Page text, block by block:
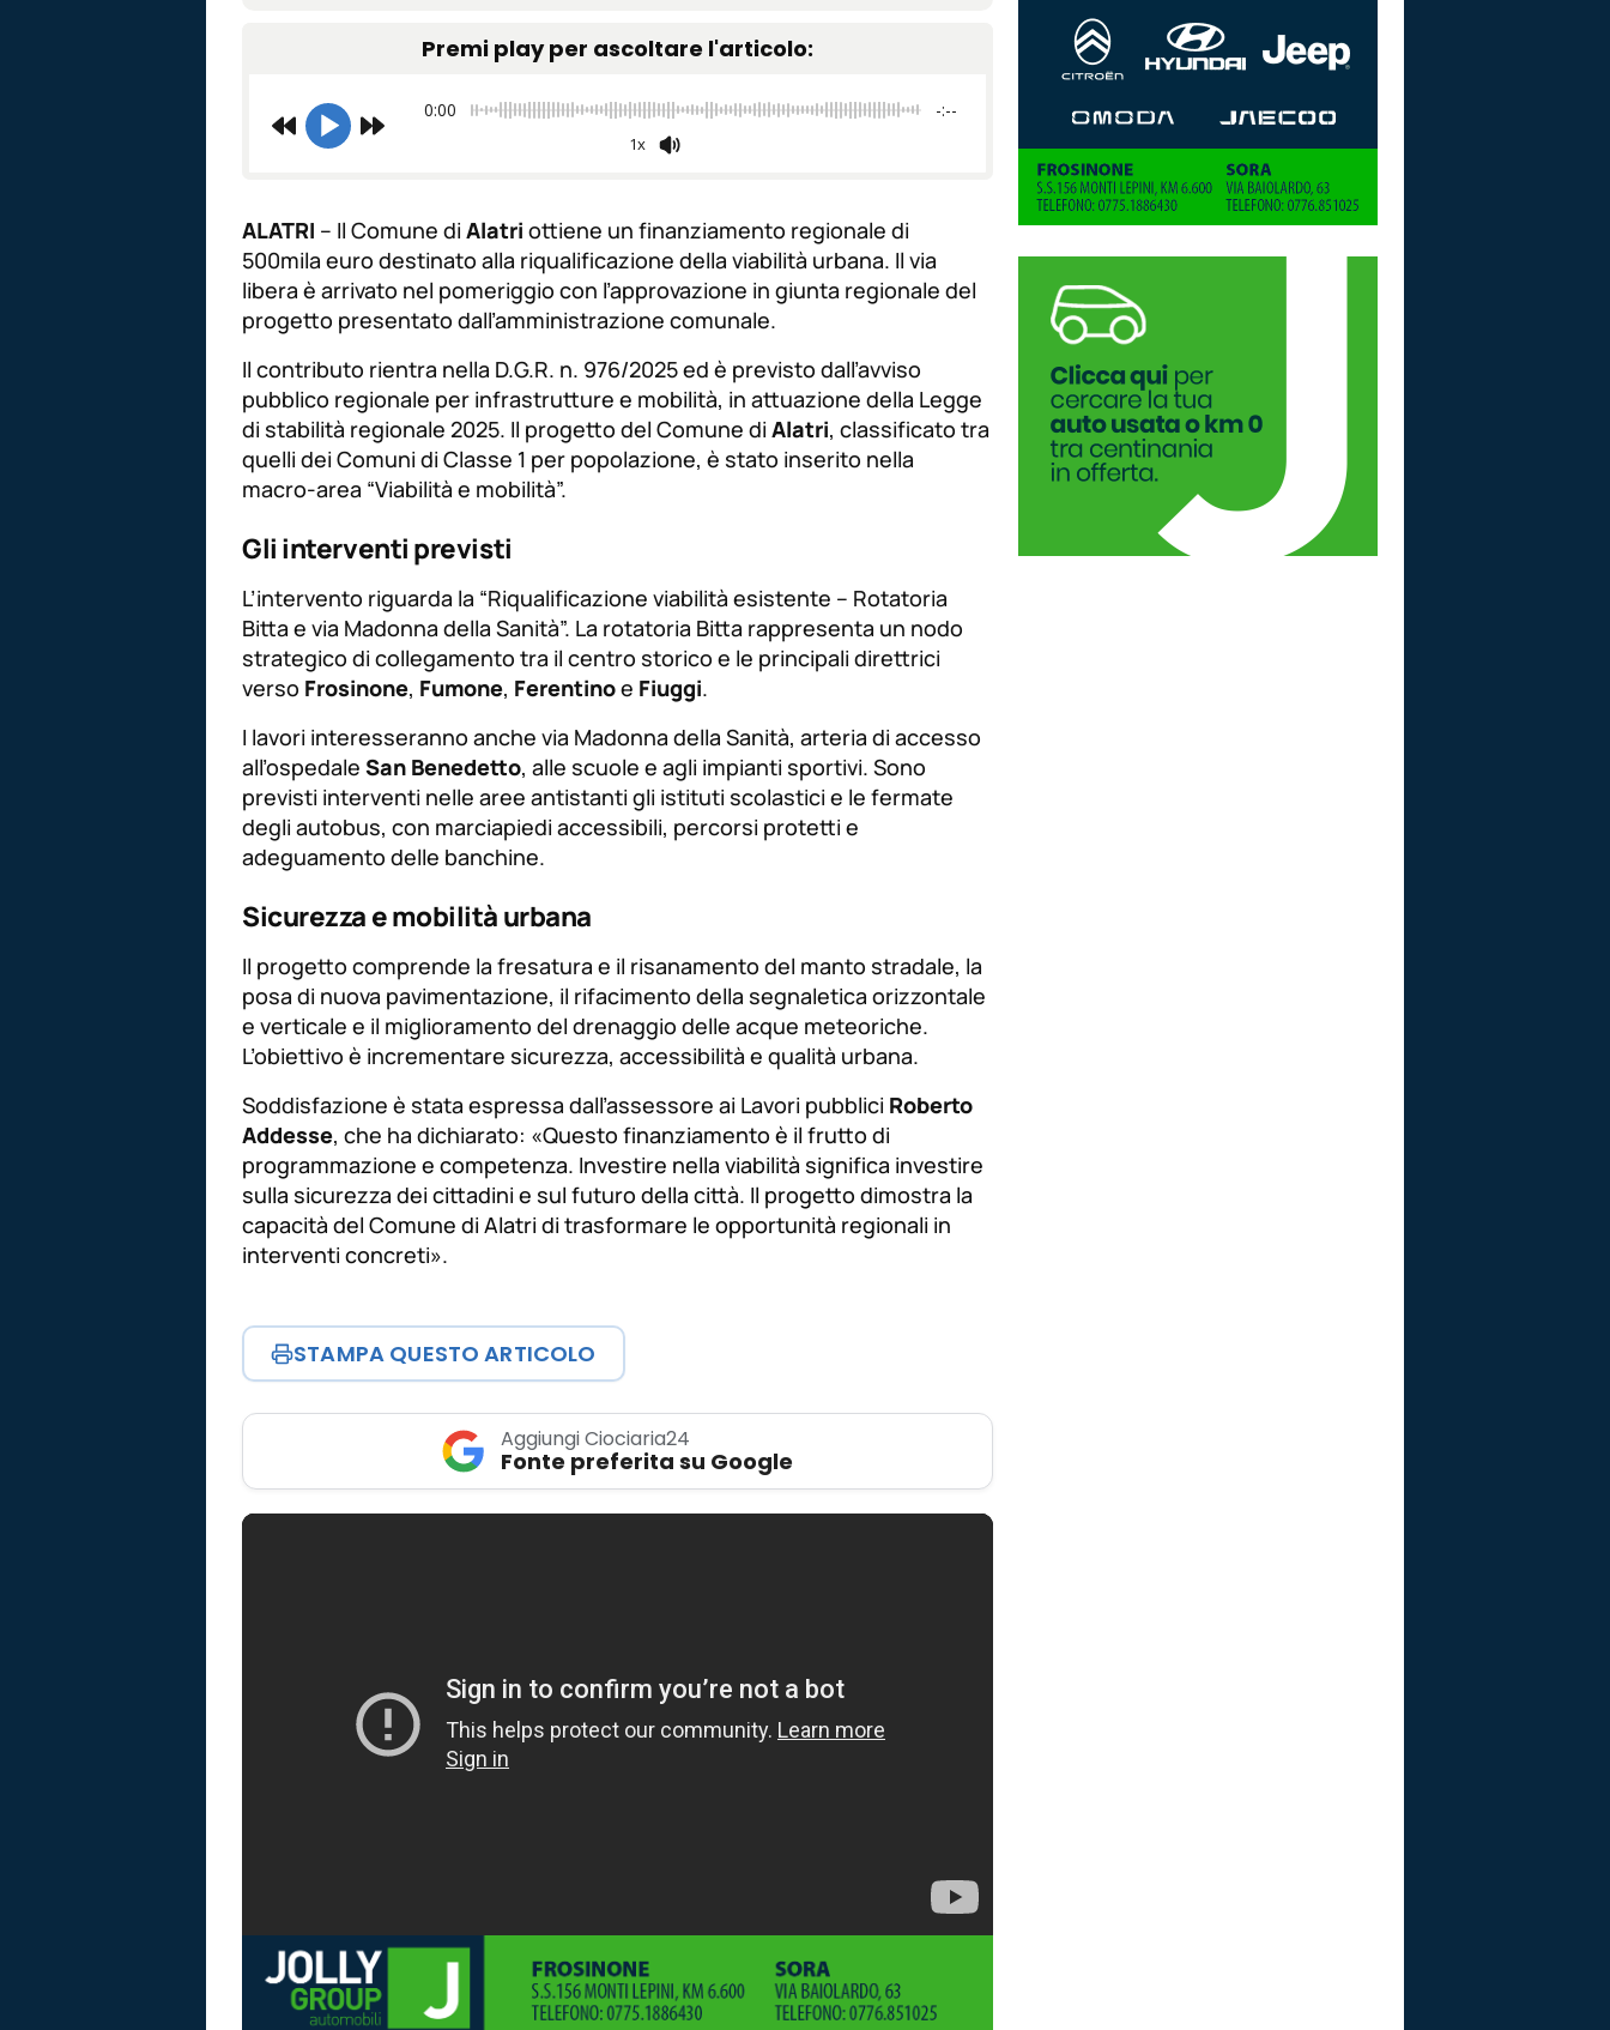
fuente.
de
fuente
tamaño
de
fuente.
Premi play per ascoltare l'articolo:
0:00 -:--
1x
ALATRI – Il Comune di Alatri ottiene un finanziamento regionale di
500mila euro destinato alla riqualificazione della viabilità urbana. Il via
libera è arrivato nel pomeriggio con l’approvazione in giunta regionale del
progetto presentato dall’amministrazione comunale.
Il contributo rientra nella D.G.R. n. 976/2025 ed è previsto dall’avviso
pubblico regionale per infrastrutture e mobilità, in attuazione della Legge
di stabilità regionale 2025. Il progetto del Comune di Alatri, classificato tra
quelli dei Comuni di Classe 1 per popolazione, è stato inserito nella
macro-area “Viabilità e mobilità”.
Gli interventi previsti
L’intervento riguarda la “Riqualificazione viabilità esistente – Rotatoria
Bitta e via Madonna della Sanità”. La rotatoria Bitta rappresenta un nodo
strategico di collegamento tra il centro storico e le principali direttrici
verso Frosinone, Fumone, Ferentinoe Fiuggi.
I lavori interesseranno anche via Madonna della Sanità, arteria di accesso
all’ospedale San Benedetto, alle scuole e agli impianti sportivi. Sono
previsti interventi nelle aree antistanti gli istituti scolastici e le fermate
degli autobus, con marciapiedi accessibili, percorsi protetti e
adeguamento delle banchine.
Sicurezza e mobilità urbana
Il progetto comprende la fresatura e il risanamento del manto stradale, la
posa di nuova pavimentazione, il rifacimento della segnaletica orizzontale
e verticale e il miglioramento del drenaggio delle acque meteoriche.
L’obiettivo è incrementare sicurezza, accessibilità e qualità urbana.
Soddisfazione è stata espressa dall’assessore ai Lavori pubblici Roberto
Addesse, che ha dichiarato: «Questo finanziamento è il frutto di
programmazione e competenza. Investire nella viabilità significa investire
sulla sicurezza dei cittadini e sul futuro della città. Il progetto dimostra la
capacità del Comune di Alatri di trasformare le opportunità regionali in
interventi concreti».
STAMPA QUESTO ARTICOLO
Aggiungi Ciociaria24
Fonte preferita su Google